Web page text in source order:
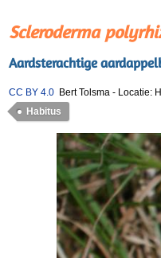
Scleroderma
Aardsterachtige
CC BY 4.0 Bert Tolsma - Locatie:
Habitus